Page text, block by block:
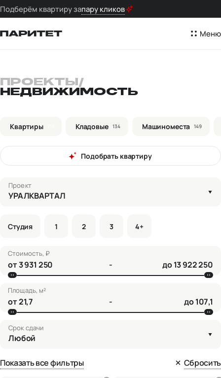
Подберём квартиру запару кликов
Меню
ПРОЕКТЫ /
НЕДВИЖИМОСТЬ
Квартиры Кладовые 134 Машиноместа 149
Подобрать квартиру
Проект
УРАЛКВАРТАЛ
Студия 1 2 3 4+
Стоимость, ₽
от - до
Площадь, м²
от - до
Срок сдачи
Любой
Показать все фильтры Сбросить